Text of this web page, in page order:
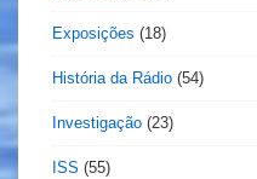
Exposições (18)
História da Rádio (54)
Investigação (23)
ISS (55)